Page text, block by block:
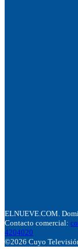
ELNUEVE.COM.
Contacto comercial:
4204020
©2026 Cuyo